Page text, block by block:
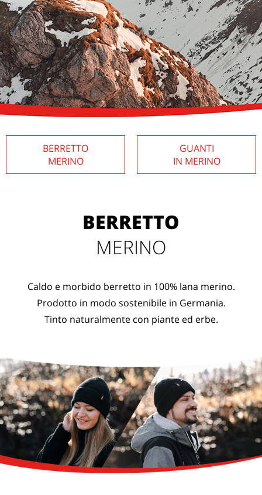
BERRETTO
MERINO
GUANTI
IN MERINO
BERRETTO
MERINO
Caldo e morbido berretto in 100% lana merino.
Prodotto in modo sostenibile in Germania.
Tinto naturalmente con piante ed erbe.